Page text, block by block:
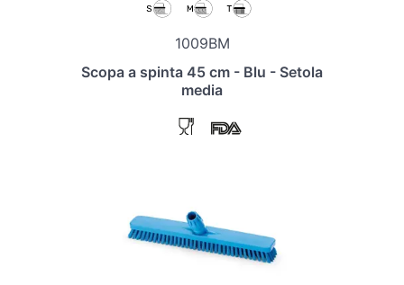
1009BM
Scopa a spinta 45 cm - Blu - Setola
media